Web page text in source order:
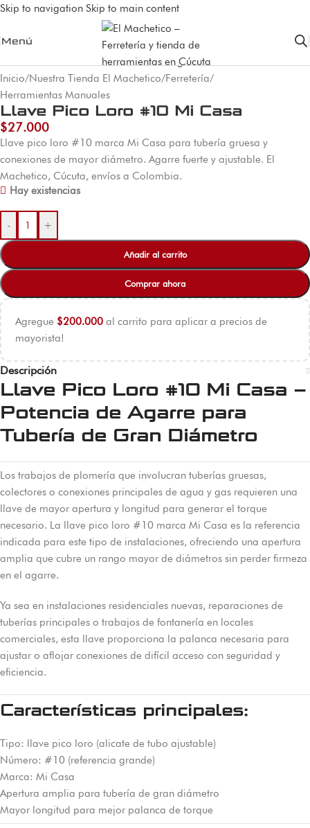
Skip to navigation Skip to main content
Menú
Inicio/Nuestra Tienda El Machetico/Ferretería/
Herramientas Manuales
Llave Pico Loro #10 Mi Casa
$27.000
Llave pico loro #10 marca Mi Casa para tubería gruesa y
conexiones de mayor diámetro. Agarre fuerte y ajustable. El
Machetico, Cúcuta, envíos a Colombia.
Hay existencias
- +
Añadir al carrito
Comprar ahora
Agregue $200.000 al carrito para aplicar a precios de
mayorista!
Descripción
Llave Pico Loro #10 Mi Casa –
Potencia de Agarre para
Tubería de Gran Diámetro
Los trabajos de plomería que involucran tuberías gruesas,
colectores o conexiones principales de agua y gas requieren una
llave de mayor apertura y longitud para generar el torque
necesario. La llave pico loro #10 marca Mi Casa es la referencia
indicada para este tipo de instalaciones, ofreciendo una apertura
amplia que cubre un rango mayor de diámetros sin perder firmeza
en el agarre.
Ya sea en instalaciones residenciales nuevas, reparaciones de
tuberías principales o trabajos de fontanería en locales
comerciales, esta llave proporciona la palanca necesaria para
ajustar o aflojar conexiones de difícil acceso con seguridad y
eficiencia.
Características principales:
Tipo: llave pico loro (alicate de tubo ajustable)
Número: #10 (referencia grande)
Marca: Mi Casa
Apertura amplia para tubería de gran diámetro
Mayor longitud para mejor palanca de torque